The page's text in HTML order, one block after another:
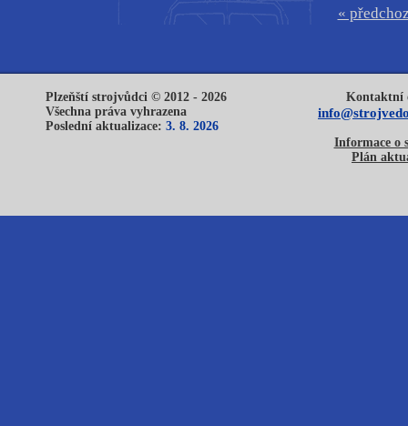
«
Plzeňští strojvůdci © 2012 - 2026
Všechna práva vyhrazena
Poslední aktualizace: 3. 8. 2026
Kontaktní
Informace o
Plán